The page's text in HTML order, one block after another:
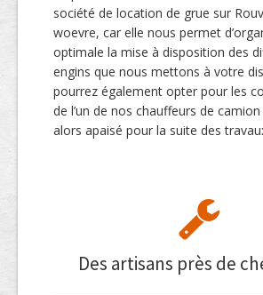
société de location de grue sur
woevre, car elle nous permet
optimale la mise à disposition des
engins que nous mettons à votre
pourrez également opter pour les
de l’un de nos chauffeurs de
alors apaisé pour la suite des
Des artisans près de